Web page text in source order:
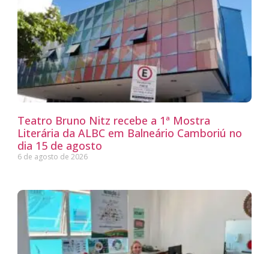
Teatro Bruno Nitz recebe a 1ª Mostra
Literária da ALBC em Balneário Camboriú no
dia 15 de agosto
6 de agosto de 2026